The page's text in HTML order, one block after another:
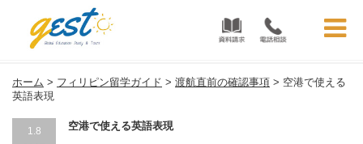
フィリピン留学ガイド | フィリピン留学GEST
ホーム > フィリピン留学ガイド > 渡航直前の確認事項 > 空港で使える
英語表現
1.8
空港で使える英語表現